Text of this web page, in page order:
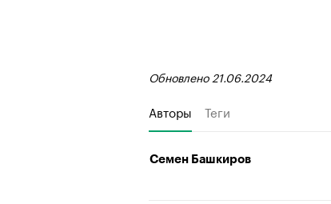
Обновлено 21.06.2024
Авторы Теги
Семен Башкиров